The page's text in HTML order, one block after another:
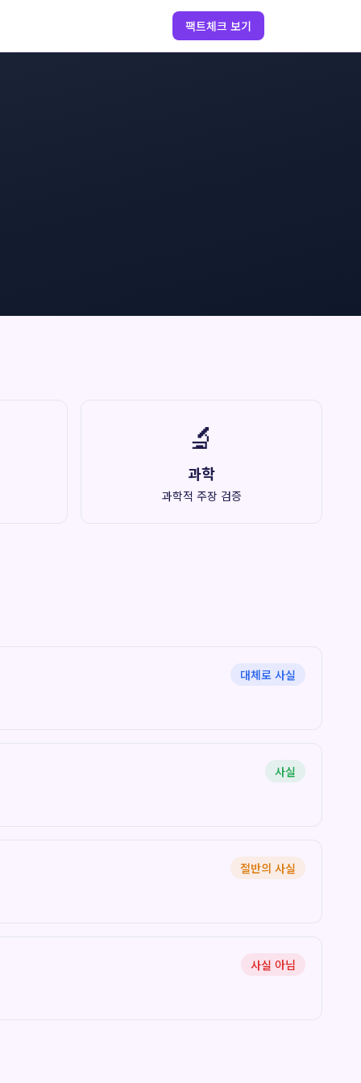
팩트체크 보기
🔬
과학
과학적 주장 검증
대체로 사실
사실
절반의 사실
사실 아님